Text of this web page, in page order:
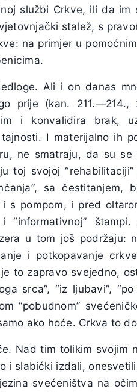
službi Crkve, ili da
stalež, s
na primjer u
Ali i on danas
prije (kan.
im i konvalidira brak,
I materijalno ih
ne smatraju, da su se
toj svojoj
sa čestitanjem,
s pompom, i pred
u tom još podržaju:
i potkopavanje
to zapravo svejedno,
srca”, “iz ljubavi”,
“pobudnom”
ako hoće. Crkva to
Nad tim tolikim svojim
i slabićki izdali,
svećeništva na